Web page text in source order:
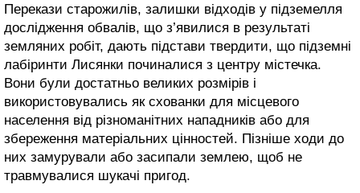
Перекази старожилів, залишки відходів у підземелля
дослідження обвалів, що з’явилися в результаті
земляних робіт, дають підстави твердити, що підземні
лабіринти Лисянки починалися з центру містечка.
Вони були достатньо великих розмірів і
використовувались як схованки для місцевого
населення від різноманітних нападників або для
збереження матеріальних цінностей. Пізніше ходи до
них замурували або засипали землею, щоб не
травмувалися шукачі пригод.